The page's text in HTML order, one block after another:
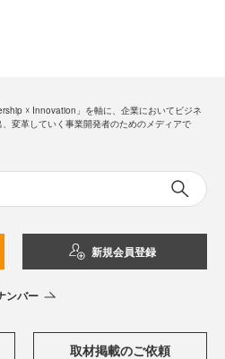
☓ Innovation」を軸に、企業においてビジネ
、変革していく事業開発者のためのメディアで
新規会員登録
ンバー
取材掲載のご依頼